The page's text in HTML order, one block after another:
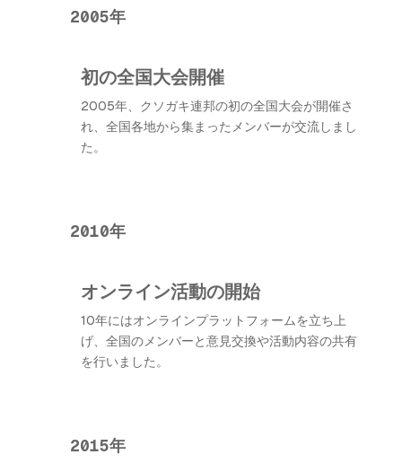
2005年
初の全国大会開催
2005年、クソガキ連邦の初の全国大会が開催さ
れ、全国各地から集まったメンバーが交流しまし
た。
2010年
オンライン活動の開始
10年にはオンラインプラットフォームを立ち上
げ、全国のメンバーと意見交換や活動内容の共有
を行いました。
2015年